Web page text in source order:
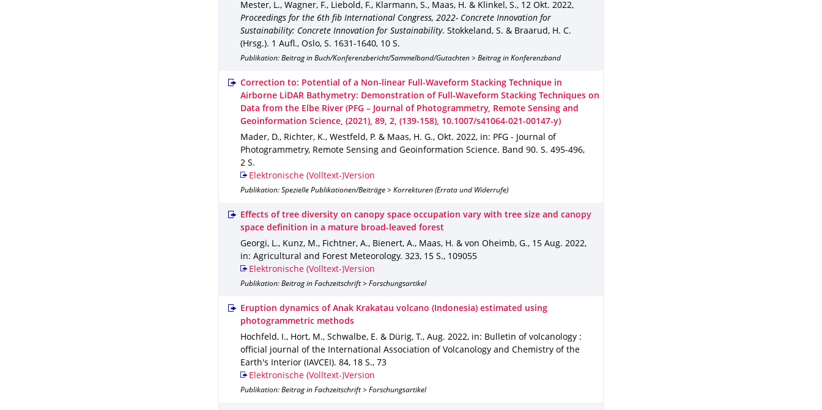
Mester, L., Wagner, F., Liebold, F., Klarmann, S., Maas, H. & Klinkel, S., 12 Okt. 2022,
Proceedings for the 6th fib International Congress, 2022- Concrete Innovation for
Sustainability: Concrete Innovation for Sustainability. Stokkeland, S. & Braarud, H. C.
(Hrsg.). 1 Aufl., Oslo, S. 1631-1640, 10 S.
Publikation: Beitrag in Buch/Konferenzbericht/Sammelband/Gutachten > Beitrag in Konferenzband
Correction to: Potential of a Non-linear Full-Waveform Stacking Technique in
Airborne LiDAR Bathymetry: Demonstration of Full-Waveform Stacking Techniques on
Data from the Elbe River (PFG – Journal of Photogrammetry, Remote Sensing and
Geoinformation Science, (2021), 89, 2, (139-158), 10.1007/s41064-021-00147-y)
Mader, D., Richter, K., Westfeld, P. & Maas, H. G., Okt. 2022, in: PFG - Journal of
Photogrammetry, Remote Sensing and Geoinformation Science. Band 90. S. 495-496,
2 S.
Elektronische (Volltext-)Version
Publikation: Spezielle Publikationen/Beiträge > Korrekturen (Errata und Widerrufe)
Effects of tree diversity on canopy space occupation vary with tree size and canopy
space definition in a mature broad-leaved forest
Georgi, L., Kunz, M., Fichtner, A., Bienert, A., Maas, H. & von Oheimb, G., 15 Aug. 2022,
in: Agricultural and Forest Meteorology. 323, 15 S., 109055
Elektronische (Volltext-)Version
Publikation: Beitrag in Fachzeitschrift > Forschungsartikel
Eruption dynamics of Anak Krakatau volcano (Indonesia) estimated using
photogrammetric methods
Hochfeld, I., Hort, M., Schwalbe, E. & Dürig, T., Aug. 2022, in: Bulletin of volcanology :
official journal of the International Association of Volcanology and Chemistry of the
Earth's Interior (IAVCEI). 84, 18 S., 73
Elektronische (Volltext-)Version
Publikation: Beitrag in Fachzeitschrift > Forschungsartikel